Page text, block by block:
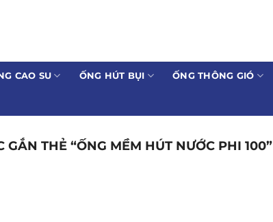
CAO SU ỐNG HÚT BỤI ỐNG THÔNG GIÓ
THẺ “ỐNG MỀM HÚT NƯỚC PHI 100”